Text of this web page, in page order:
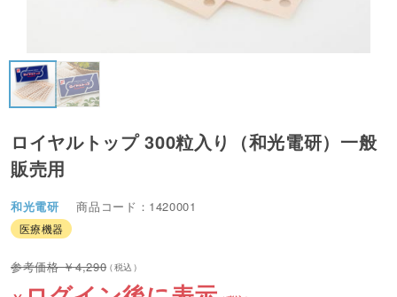
ロイヤルトップ 300粒入り（和光電研）一般
販売用
和光電研 商品コード：1420001
医療機器
4,290